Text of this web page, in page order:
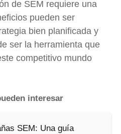
de SEM requiere una
pueden ser
bien planificada y
ser la herramienta que
competitivo mundo
interesar
SEM: Una guía